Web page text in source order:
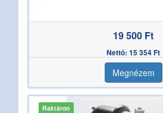
19 500 Ft
Nettó: 15 354 Ft
Megnézem
Raktáron